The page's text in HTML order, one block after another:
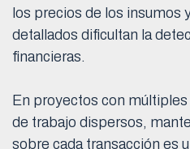
los precios de los insumos
detallados dificultan la
financieras.
En proyectos con
de trabajo dispersos,
sobre cada transacción es